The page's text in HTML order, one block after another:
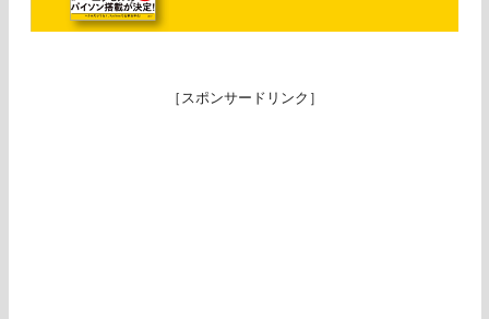
［スポンサードリンク］